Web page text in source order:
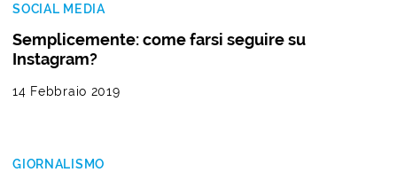
SOCIAL MEDIA
Semplicemente: come farsi seguire su
Instagram?
14 Febbraio 2019
GIORNALISMO